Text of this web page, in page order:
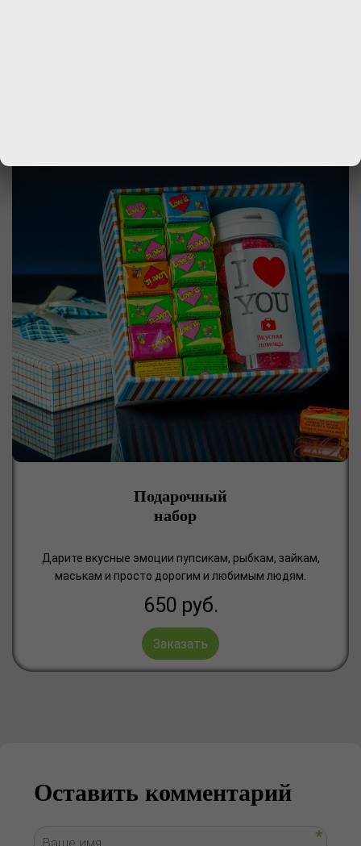
Подарочный
набор
Дарите вкусные эмоции пупсикам, рыбкам, зайкам,
маськам и просто дорогим и любимым людям.
650 руб.
Заказать
Оставить комментарий